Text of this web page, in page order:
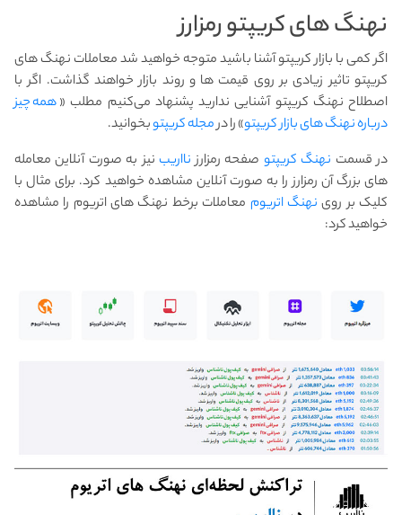
نهنگ های کریپتو رمزارز
اگر کمی با بازار کریپتو آشنا باشید متوجه خواهید شد معاملات نهنگ های
کریپتو تاثیر زیادی بر روی قیمت ها و روند بازار خواهند گذاشت. اگر با
اصطلاح نهنگ کریپتو آشنایی ندارید پشنهاد می‌کنیم مطلب «همه چیز
درباره نهنگ های بازار کریپتو» را درمجله کریپتوبخوانید.
در قسمت نهنگ کریپتو صفحه رمزارزنااریبنیز به صورت آنلاین معامله
های بزرگ آن رمزارز را به صورت آنلاین مشاهده خواهید کرد. برای مثال با
کلیک بر روی نهنگ اتریوم معاملات برخط نهنگ های اتریوم را مشاهده
خواهید کرد: